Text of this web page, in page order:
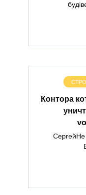
Контора
СергейНе